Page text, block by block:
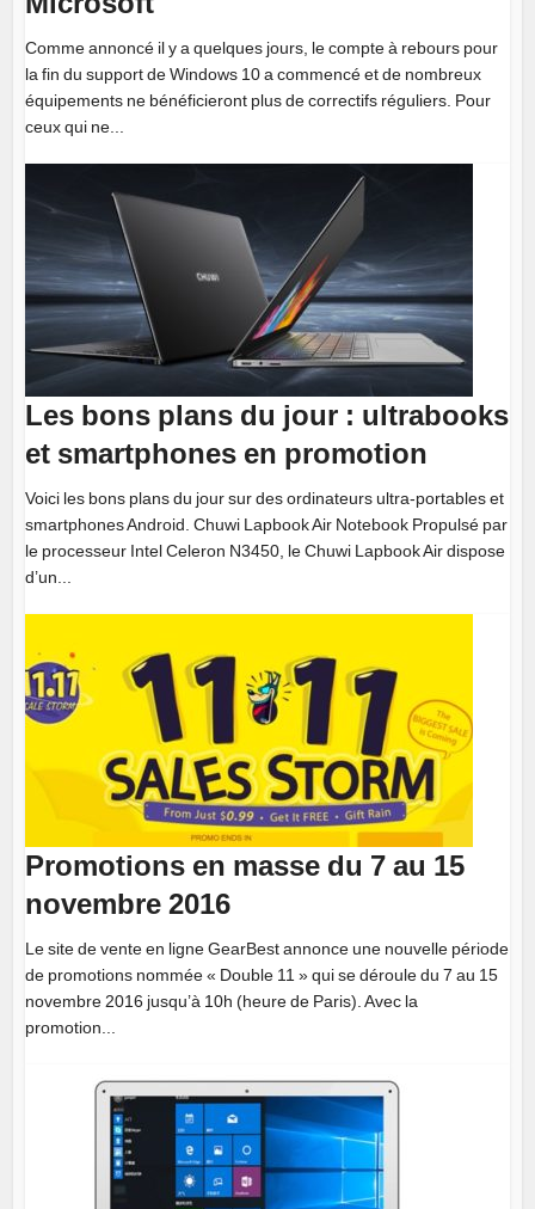
Comme annoncé il y a quelques jours, le compte à rebours pour
la fin du support de Windows 10 a commencé et de nombreux
équipements ne bénéficieront plus de correctifs réguliers. Pour
ceux qui ne...
Les bons plans du jour : ultrabooks
et smartphones en promotion
Voici les bons plans du jour sur des ordinateurs ultra-portables et
smartphones Android. Chuwi Lapbook Air Notebook Propulsé par
le processeur Intel Celeron N3450, le Chuwi Lapbook Air dispose
d’un...
Promotions en masse du 7 au 15
novembre 2016
Le site de vente en ligne GearBest annonce une nouvelle période
de promotions nommée « Double 11 » qui se déroule du 7 au 15
novembre 2016 jusqu’à 10h (heure de Paris). Avec la
promotion...